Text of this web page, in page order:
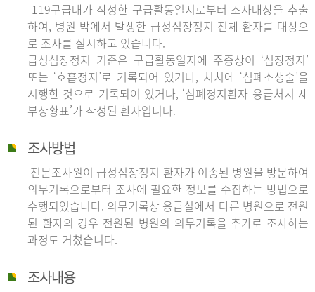
119구급대가 작성한 구급활동일지로부터 조사대상을 추출
하여, 병원 밖에서 발생한 급성심장정지 전체 환자를 대상으
로 조사를 실시하고 있습니다.
급성심장정지 기준은 구급활동일지에 주증상이 ‘심장정지’
또는 ‘호흡정지’로 기록되어 있거나, 처치에 ‘심폐소생술’을
시행한 것으로 기록되어 있거나, ‘심폐정지환자 응급처치 세
부상황표’가 작성된 환자입니다.
조사방법
전문조사원이 급성심장정지 환자가 이송된 병원을 방문하여
의무기록으로부터 조사에 필요한 정보를 수집하는 방법으로
수행되었습니다. 의무기록상 응급실에서 다른 병원으로 전원
된 환자의 경우 전원된 병원의 의무기록을 추가로 조사하는
과정도 거쳤습니다.
조사내용